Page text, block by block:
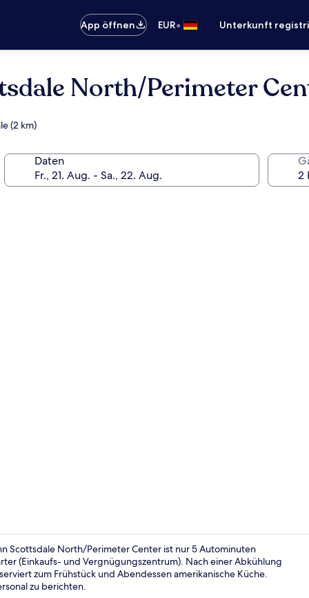
App öffnen
EUR• Unterkunft
North/Perimeter
(2 km)
Daten
Scottsdale North/Perimeter Center ist nur 5 Autominuten
(Einkaufs- und Vergnügungszentrum). Nach einer Abkühlung
zum Frühstück und Abendessen amerikanische Küche.
zu berichten.